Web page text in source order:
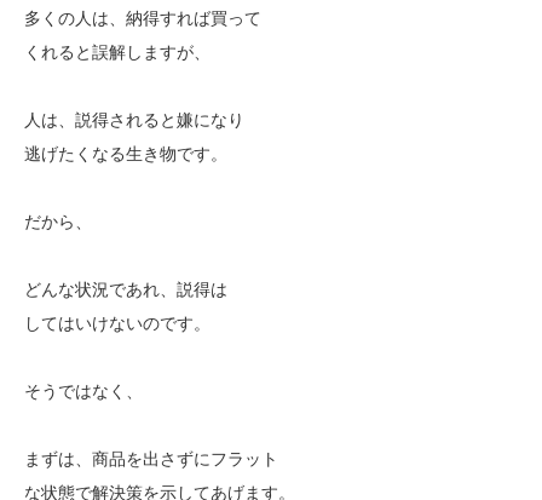
多くの人は、納得すれば買って
くれると誤解しますが、
人は、説得されると嫌になり
逃げたくなる生き物です。
だから、
どんな状況であれ、説得は
してはいけないのです。
そうではなく、
まずは、商品を出さずにフラット
な状態で解決策を示してあげます。